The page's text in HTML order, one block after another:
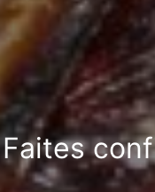
Faites